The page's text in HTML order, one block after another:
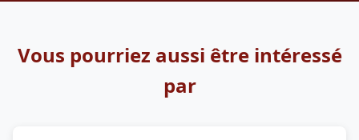
Vous pourriez aussi être intéressé
par